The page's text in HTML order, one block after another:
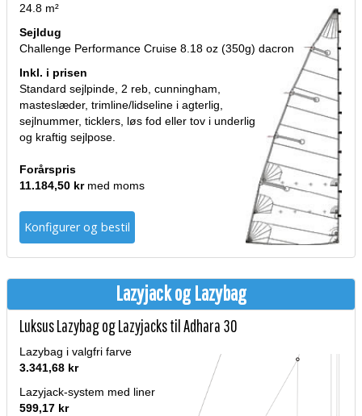
24.8 m²
Sejldug
Challenge Performance Cruise 8.18 oz (350g) dacron
Inkl. i prisen
Standard sejlpinde, 2 reb, cunningham,
masteslæder, trimline/lidseline i agterlig,
sejlnummer, ticklers, løs fod eller tov i underlig
og kraftig sejlpose.
Forårspris
11.184,50 krmed moms
Konfigurer og bestil
Lazyjack og Lazybag
Luksus Lazybag og Lazyjacks til Adhara 30
Lazybag i valgfri farve
3.341,68 kr
Lazyjack-system med liner
599,17 kr